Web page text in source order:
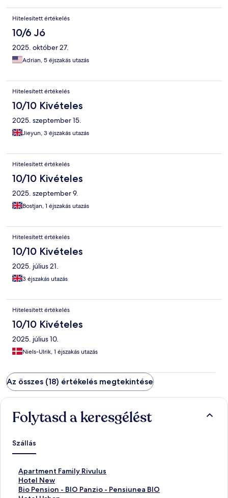
Hitelesített értékelés
10/6 Jó
2025. október 27.
Adrian, 5 éjszakás utazás
Hitelesített értékelés
10/10 Kivételes
2025. szeptember 15.
Jieyun, 3 éjszakás utazás
Hitelesített értékelés
10/10 Kivételes
2025. szeptember 9.
Bostjan, 1 éjszakás utazás
Hitelesített értékelés
10/10 Kivételes
2025. július 21.
3 éjszakás utazás
Hitelesített értékelés
10/10 Kivételes
2025. július 10.
Niels-Ulrik, 1 éjszakás utazás
Az összes (18) értékelés megtekintése
Folytasd a keresgélést
Szállás
Apartment Family Rivulus
S
z
a
Hotel New
S
z
Bio Pension - BIO Panzio - Pensiunea BIO
S